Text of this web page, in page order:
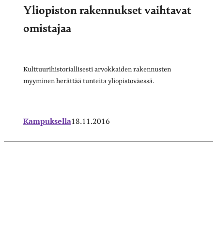
Yliopiston rakennukset vaihtavat
omistajaa
Kulttuurihistoriallisesti arvokkaiden rakennusten
myyminen herättää tunteita yliopistoväessä.
Kampuksella18.11.2016